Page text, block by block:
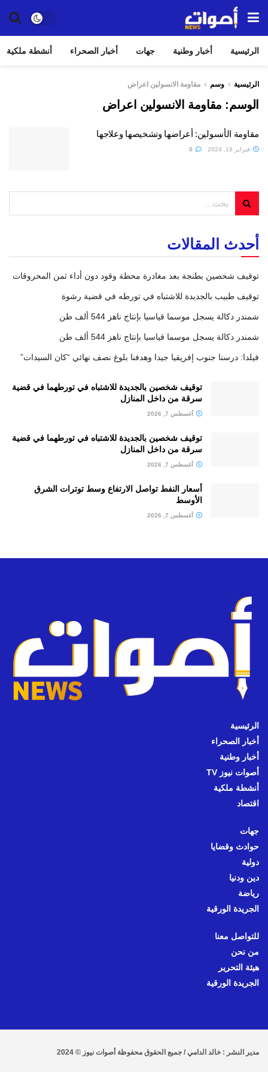
الرئيسية أخبار وطنية جهات أخبار الصحراء أنشطة ملكية
الرئيسية وسم مقاومة الانسولين اعراض
الوسم: مقاومة الانسولين اعراض
مقاومة الأنسولين: أعراضها وتشخيصها وعلاجها
فبراير 19, 2024
أحدث المقالات
توقيف شخصين بطنجة بعد مغادرة محطة وقود دون أداء ثمن المحروقات
توقيف طبيب بالجديدة للاشتباه في تورطه في قضية رشوة
شمندر دكالة يسجل موسما قياسيا بإنتاج ناهز 544 ألف طن
شمندر دكالة يسجل موسما قياسيا بإنتاج ناهز 544 ألف طن
فيلدا: درسنا جنوب إفريقيا جيدا وهدفنا بلوغ نصف نهائي “كان السيدات”
توقيف شخصين بالجديدة للاشتباه في تورطهما في قضية
سرقة من داخل المنازل
أغسطس 7, 2026
توقيف شخصين بالجديدة للاشتباه في تورطهما في قضية
سرقة من داخل المنازل
أغسطس 7, 2026
أسعار النفط تواصل الارتفاع وسط توترات الشرق
الأوسط
أغسطس 7, 2026
الرئيسية
أخبار الصحراء
أخبار وطنية
أصوات نيوز TV
أنشطة ملكية
اقتصاد
جهات
حوادث وقضايا
دولية
دين ودنيا
رياضة
الجريدة الورقية
للتواصل معنا
من نحن
هيئة التحرير
الجريدة الورقية
مدير النشر : خالد الدامي / جميع الحقوق محفوظة أصوات نيوز © 2024